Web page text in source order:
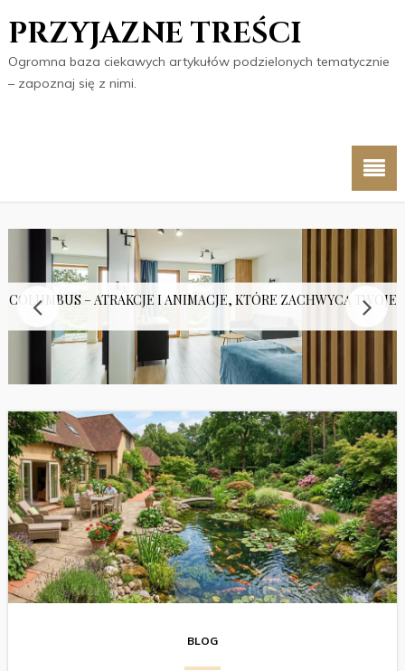
PRZYJAZNE TREŚCI
Ogromna baza ciekawych artykułów podzielonych tematycznie
– zapoznaj się z nimi.
COLUMBUS – ATRAKCJE I ANIMACJE, KTÓRE ZACHWYCĄ TWOJE
BLOG